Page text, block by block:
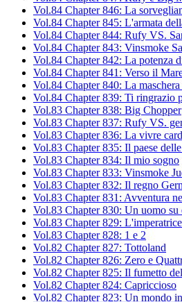
Vol.84 Chapter 846: La
Vol.84 Chapter 845: L'armata
Vol.84 Chapter 844: Rufy VS.
Vol.84 Chapter 843: Vinsmoke
Vol.84 Chapter 842: La potenza
Vol.84 Chapter 841: Verso il
Vol.84 Chapter 840: La
Vol.84 Chapter 839: Ti ringrazio
Vol.83 Chapter 838: Big Chopper
Vol.83 Chapter 837: Rufy VS.
Vol.83 Chapter 836: La vivre
Vol.83 Chapter 835: Il paese
Vol.83 Chapter 834: Il mio sogno
Vol.83 Chapter 833: Vinsmoke
Vol.83 Chapter 832: Il regno
Vol.83 Chapter 831: Avventura
Vol.83 Chapter 830: Un uomo su
Vol.83 Chapter 829:
Vol.83 Chapter 828: 1 e 2
Vol.82 Chapter 827: Tottoland
Vol.82 Chapter 826: Zero e
Vol.82 Chapter 825: Il fumetto
Vol.82 Chapter 824: Capriccioso
Vol.82 Chapter 823: Un mondo